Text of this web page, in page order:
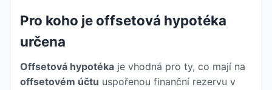
Pro koho je offsetová hypotéka
určena
Offsetová hypotéka je vhodná pro ty, co mají na
offsetovém účtu uspořenou finanční rezervu v